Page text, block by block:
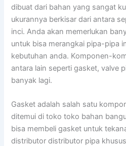
dibuat dari bahan yang sangat
ukurannya berkisar dari antara
inci. Anda akan memerlukan
untuk bisa merangkai pipa-pipa
kebutuhan anda. Komponen-
antara lain seperti gasket, valve
banyak lagi.
Gasket adalah salah satu
ditemui di toko toko bahan
bisa membeli gasket untuk
distributor distributor pipa